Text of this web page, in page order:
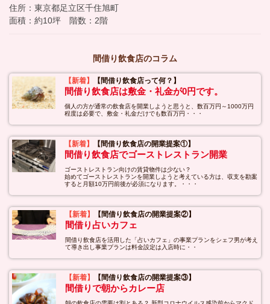
住所：東京都足立区千住旭町
面積：約10坪 階数：2階
間借り飲食店のコラム
【新着】 【間借り飲食店って何？】
間借り飲食店は敷金・礼金が0円です。
個人の方が通常の飲食店を開業しようと思うと、数百万円～1000万円
程度は必要で、敷金・礼金だけでも数百万円・・・
【新着】 【間借り飲食店の開業提案①】
間借り飲食店でゴーストレストラン開業
ゴーストレストラン向けの賃貸物件は少ない？
始めてゴーストレストランを開業しようと考えている方は、収支を勘案
すると月額10万円前後が必須になります。・・・
【新着】 【間借り飲食店の開業提案②】
間借り占いカフェ
間借り飲食店を活用した「占いカフェ」の事業プランをシェフ男が考え
て導き出し事業プランは料金設定は入店時に・・
【新着】 【間借り飲食店の開業提案③】
間借りで朝からカレー店